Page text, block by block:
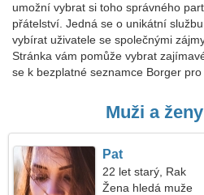
umožní vybrat si toho správného
přátelství. Jedná se o unikátní
vybírat uživatele se společnými
Stránka vám pomůže vybrat
se k bezplatné seznamce Borger
Muži a
Pat
22 let starý, Rak
Žena hledá muže